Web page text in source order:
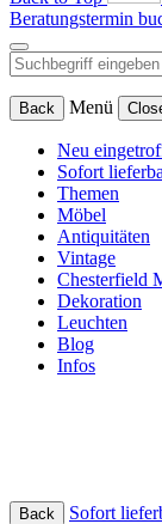
Beratungstermin
Back Menü
Neu
Sofort
Themen
Möbel
Antiquitäten
Vintage
Chesterfield
Dekoration
Leuchten
Blog
Infos
Back Sofort